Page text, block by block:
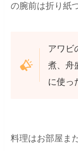
の腕前は折り紙
アワビ
煮、舟
に使っ
料理はお部屋ま